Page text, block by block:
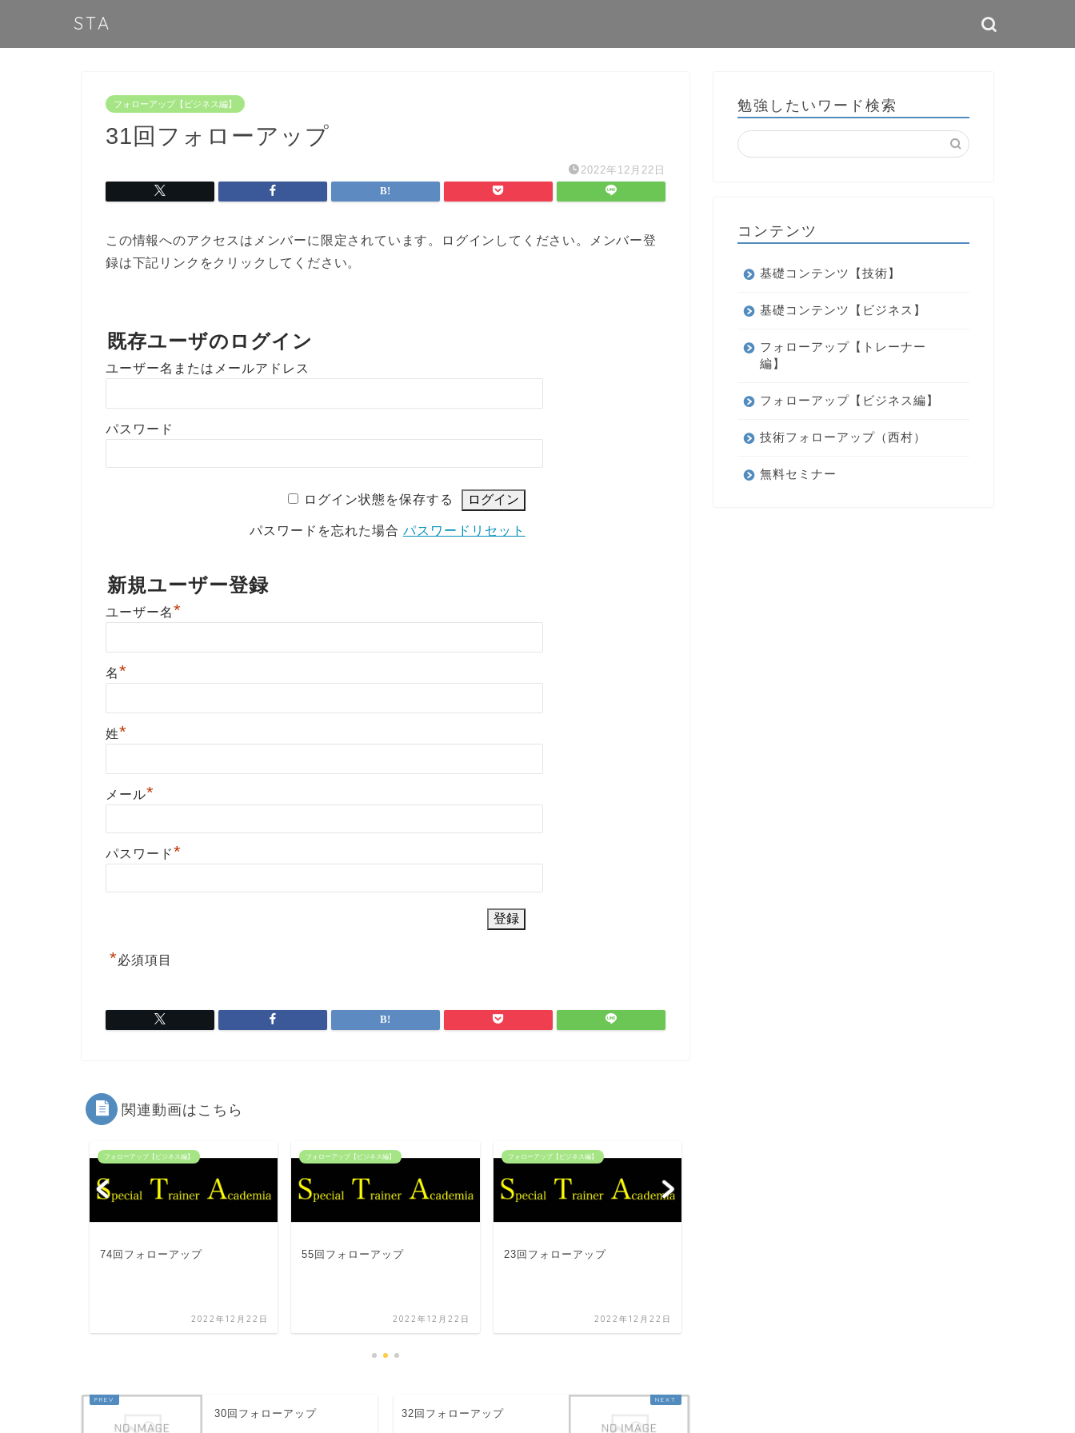
STA
フォローアップ【ビジネス編】
31回フォローアップ
2022年12月22日
この情報へのアクセスはメンバーに限定されています。ログインしてください。メンバー登
録は下記リンクをクリックしてください。
既存ユーザのログイン
ユーザー名またはメールアドレス
パスワード
ログイン状態を保存する
パスワードを忘れた場合 パスワードリセット
新規ユーザー登録
ユーザー名*
名*
姓*
メール*
パスワード*
*必須項目
関連動画はこちら
フォローアップ【ビジネス編】
74回フォローアップ
2022年12月22日
フォローアップ【ビジネス編】
55回フォローアップ
2022年12月22日
フォローアップ【ビジネス編】
23回フォローアップ
2022年12月22日
30回フォローアップ 32回フォローアップ
勉強したいワード検索
コンテンツ
基礎コンテンツ【技術】
基礎コンテンツ【ビジネス】
フォローアップ【トレーナー
編】
フォローアップ【ビジネス編】
技術フォローアップ（西村）
無料セミナー